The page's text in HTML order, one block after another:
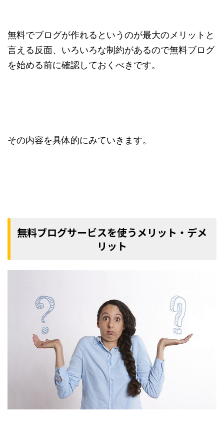
無料でブログが作れるというのが最大のメリットと
言える反面、いろいろな制約があるので無料ブログ
を始める前に確認しておくべきです。
その内容を具体的にみていきます。
無料ブログサービスを使うメリット・デメ
リット